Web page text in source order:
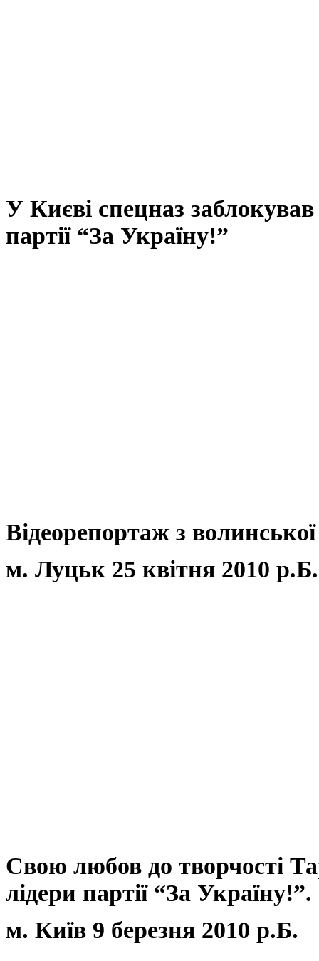
У Києві спецназ заблокував
партії “За Україну!”
Відеорепортаж з
м. Луцьк 25 квітня 2010 р.Б.
Свою любов до творчості
лідери партії “За Україну!”.
м. Київ 9 березня 2010 р.Б.